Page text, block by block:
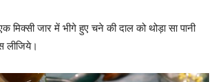
मिक्सी जार में भीगे हुए चने की दाल को थोड़ा सा पानी
लीजिये।